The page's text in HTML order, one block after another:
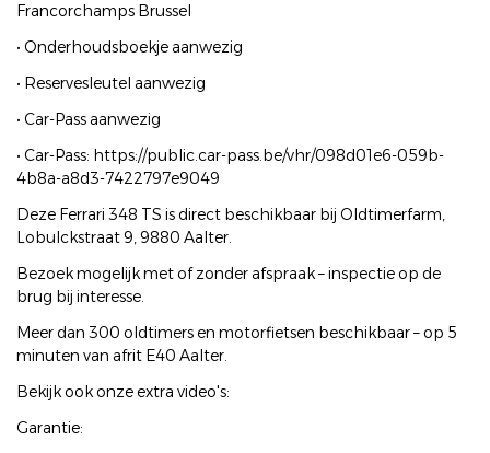
Francorchamps Brussel
• Onderhoudsboekje aanwezig
• Reservesleutel aanwezig
• Car-Pass aanwezig
• Car-Pass: https://public.car-pass.be/vhr/098d01e6-059b-
4b8a-a8d3-7422797e9049
Deze Ferrari 348 TS is direct beschikbaar bij Oldtimerfarm,
Lobulckstraat 9, 9880 Aalter.
Bezoek mogelijk met of zonder afspraak – inspectie op de
brug bij interesse.
Meer dan 300 oldtimers en motorfietsen beschikbaar – op 5
minuten van afrit E40 Aalter.
Bekijk ook onze extra video's:
Garantie: